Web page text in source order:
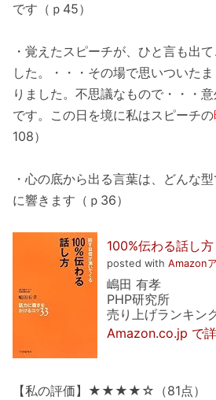
です（ｐ45）
・覚えたスピーチが、ひと言も出
した。・・・その場で思いついた
りました。不思議なもので・・・
です。この日を境に私はスピーチの
108）
・心の底から出る言葉は、どんな
に響きます（ｐ36）
100%伝わる話し方
posted with Amazon
嶋田 有孝
PHP研究所
売り上げランキン
Amazon.co.jp で
【私の評価】★★★★☆（81点）